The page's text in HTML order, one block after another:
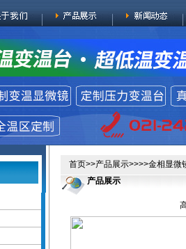
首页>>产品展示>>>>金相显微
产品展示